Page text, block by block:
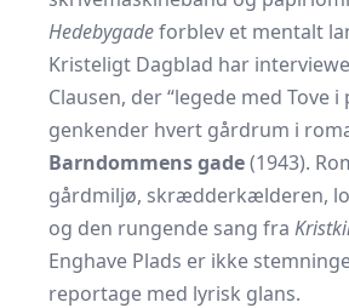
Hedebygadeforblev et mentalt
Kristeligt Dagblad har
Clausen, der “legede med Tove i
genkender hvert gårdrum i
Barndommens gade(1943).
gårdmiljø, skrædderkælderen,
og den rungende sang fra
Enghave Plads er ikke
reportage med lyrisk glans.